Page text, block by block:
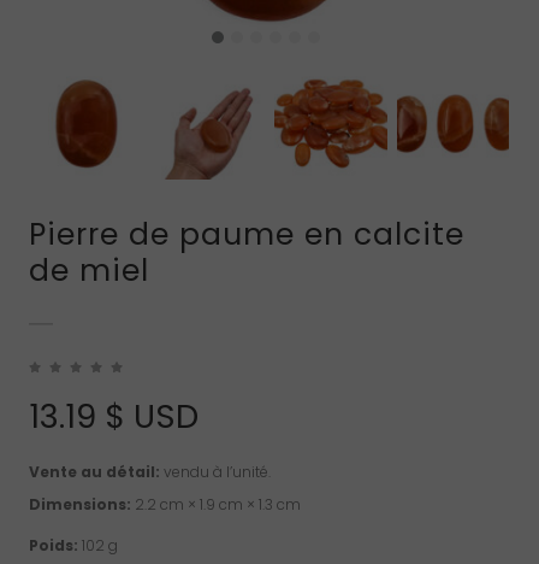
Pierre de paume en calcite
de miel
13.19 $ USD
Vente au détail: vendu à l’unité.
Dimensions: 2.2 cm × 1.9 cm × 1.3 cm
Poids: 102 g